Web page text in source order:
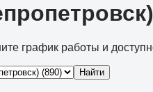
график работы и
Найти